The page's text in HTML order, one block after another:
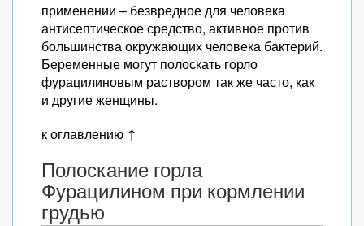
применении – безвредное для человека
антисептическое средство, активное против
большинства окружающих человека бактерий.
Беременные могут полоскать горло
фурацилиновым раствором так же часто, как
и другие женщины.
к оглавлению ↑
Полоскание горла
Фурацилином при кормлении
грудью